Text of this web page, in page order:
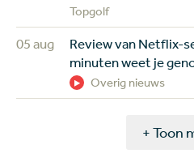
Topgolf
05 aug
Review van Netflix-
minuten weet je
Overig nieuws
+ Toon